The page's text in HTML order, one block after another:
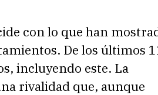
con lo que han
De los últimos
incluyendo este. La
rivalidad que, aunque